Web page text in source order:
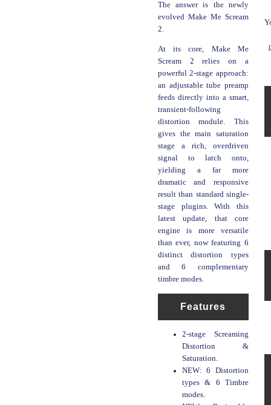
The answer is the newly
evolved Make Me Scream
2.
At its core, Make Me
Scream 2 relies on a
powerful 2-stage approach:
an adjustable tube preamp
feeds directly into a smart,
transient-following
distortion module. This
gives the main saturation
stage a rich, overdriven
signal to latch onto,
yielding a far more
dramatic and responsive
result than standard single-
stage plugins. With this
latest update, that core
engine is more versatile
than ever, now featuring 6
distinct distortion types
and 6 complementary
timbre modes.
Features
2-stage Screaming
Distortion &
Saturation.
NEW: 6 Distortion
types & 6 Timbre
modes.